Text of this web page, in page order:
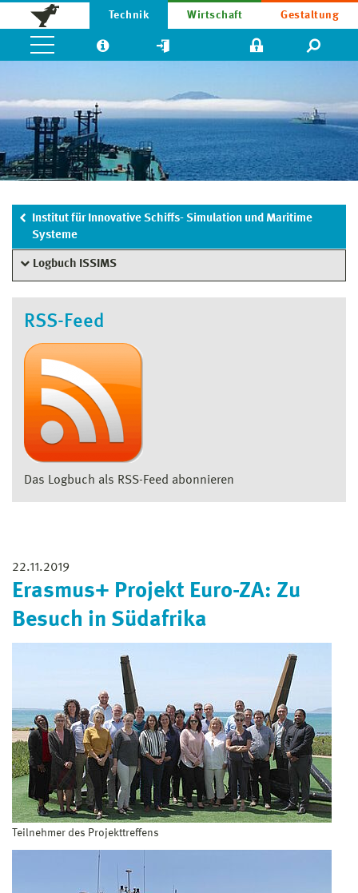
Technik Wirtschaft Gestaltung
Institut für Innovative Schiffs- Simulation und Maritime
Systeme
Logbuch ISSIMS
RSS-Feed
Das Logbuch als RSS-Feed abonnieren
22.11.2019
Erasmus+ Projekt Euro-ZA: Zu
Besuch in Südafrika
Teilnehmer des Projekttreffens